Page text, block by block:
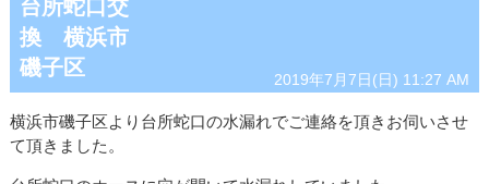
台所蛇口交
換 横浜市
磯子区
2019年7月7日(日) 11:27 AM
横浜市磯子区より台所蛇口の水漏れでご連絡を頂きお伺いさせ
て頂きました。